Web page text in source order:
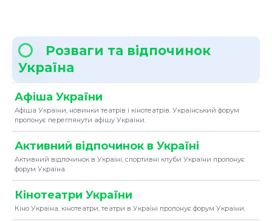
Розваги та відпочинок
Україна
Афіша України
Афіша України, новинки театрів і кінотеатрів. Український форум
пропонує переглянути афішу України.
Активний відпочинок в Україні
Активний відпочинок в Україні, спортивні клуби України пропонує
форум Україна.
Кінотеатри України
Кіно Україна, кінотеатри, театри в Україні пропонує форум України.